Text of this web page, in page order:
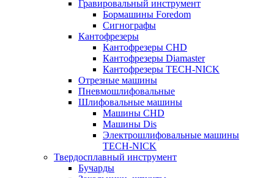
Гравировальный инструмент
Бормашины Foredom
Сигнографы
Кантофрезеры
Кантофрезеры CHD
Кантофрезеры Diamaster
Кантофрезеры TECH-NICK
Отрезные машины
Пневмошлифовальные
Шлифовальные машины
Машины CHD
Машины Dis
Электрошлифовальные машины
TECH-NICK
Твердосплавный инструмент
Бучарды